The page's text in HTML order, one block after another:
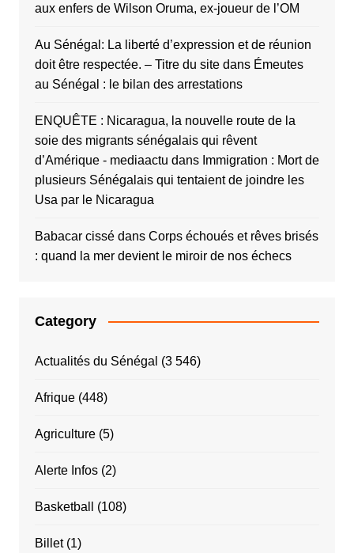
aux enfers de Wilson Oruma, ex-joueur de l’OM
Au Sénégal: La liberté d’expression et de réunion
doit être respectée. – Titre du sitedans Émeutes
au Sénégal : le bilan des arrestations
ENQUÊTE : Nicaragua, la nouvelle route de la
soie des migrants sénégalais qui rêvent
d’Amérique - mediaactu dans Immigration : Mort de
plusieurs Sénégalais qui tentaient de joindre les
Usa par le Nicaragua
Babacar cissédans Corps échoués et rêves brisés
: quand la mer devient le miroir de nos échecs
Category
Actualités du Sénégal (3 546)
Afrique(448)
Agriculture(5)
Alerte Infos(2)
Basketball (108)
Billet(1)